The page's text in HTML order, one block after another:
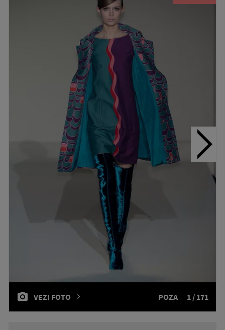
VEZI FOTO POZA 1 / 171